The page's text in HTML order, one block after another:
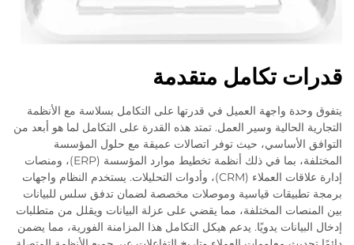
قدرات تكامل متقدمة
يتفوق وحدة واجهة العميل في قدرتها على التكامل بسلاسة مع الأنظمة
التجارية الحالية وسير العمل. تمتد هذه القدرة على التكامل لما هو أبعد من
التوافق الأساسي، حيث توفر اتصالات عميقة مع حلول المؤسسة
المختلفة، بما في ذلك أنظمة تخطيط موارد المؤسسة (ERP)، ومنصات
إدارة علاقات العملاء (CRM)، وأدوات التحليلات. يستخدم النظام واجهات
برمجة تطبيقات قياسية وموصلات مخصصة لضمان تدفق سلس للبيانات
بين المنصات المختلفة، مما يقضي على عزلة البيانات ويقلل من متطلبات
إدخال البيانات يدويًا. يدعم هيكل التكامل هذا المزامنة الفورية، مما يضمن